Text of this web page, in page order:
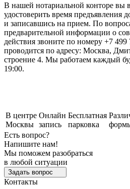
В нашей нотариальной конторе вы
удостоверить время предъявления
и записавшись на прием. По
предварительной информации о
действия звоните по номеру +7
проводится по адресу: Москва,
строение 4. Мы работаем каждый
19:00.
В центре
Москвы
Онлайн
запись
Бесплатная
парковка
Есть вопрос?
Напишите нам!
Мы поможем разобраться
в любой ситуации
Задать вопрос
Контакты